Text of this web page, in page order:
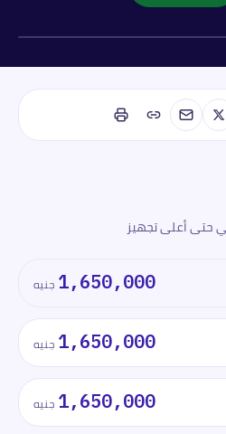
1,650,000 جنيه
1,650,000 جنيه
1,650,000 جنيه